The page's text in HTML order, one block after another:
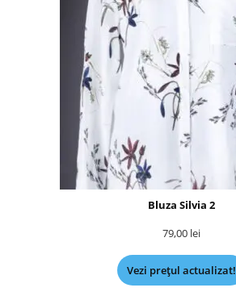
Bluza Silvia 2
79,00 lei
Vezi prețul actualizat!